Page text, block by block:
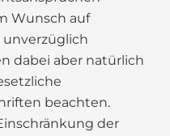
Wunsch auf
dabei aber natürlich
beachten.
der